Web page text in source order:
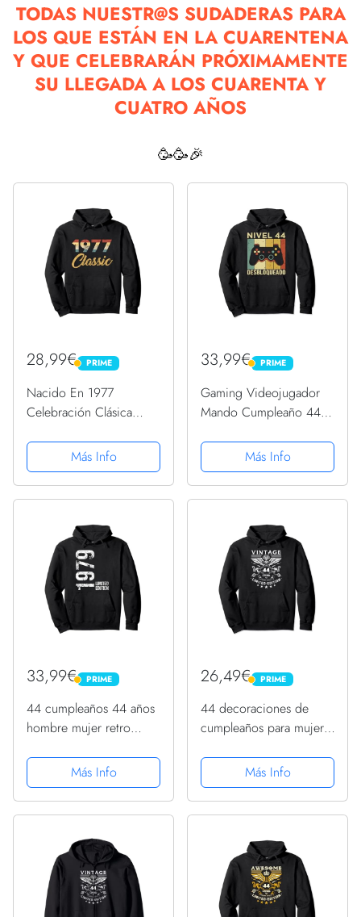
TODAS NUESTR@S SUDADERAS PARA
LOS QUE ESTÁN EN LA CUARENTENA
Y QUE CELEBRARÁN PRÓXIMAMENTE
SU LLEGADA A LOS CUARENTA Y
CUATRO AÑOS
🥳🥳🎉
28,99€ PRIME
PRIME
Nacido En 1977
Celebración Clásica
Sudadera con Capucha
Más Info
33,99€ PRIME
PRIME
Gaming Videojugador
Mando Cumpleaño 44
Sudadera con Capucha
Más Info
33,99€ PRIME
PRIME
44 cumpleaños 44 años
hombre mujer retro
Sudadera con Capucha
Más Info
26,49€ PRIME
PRIME
44 decoraciones de
cumpleaños para mujer,
44 Sudadera con
Capucha
Más Info